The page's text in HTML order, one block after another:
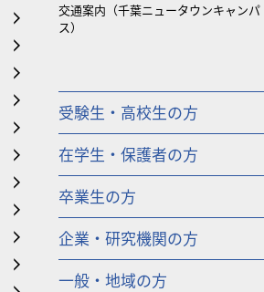
交通案内（千葉ニュータウンキャンパ
ス）
受験生・高校生の方
在学生・保護者の方
卒業生の方
企業・研究機関の方
一般・地域の方